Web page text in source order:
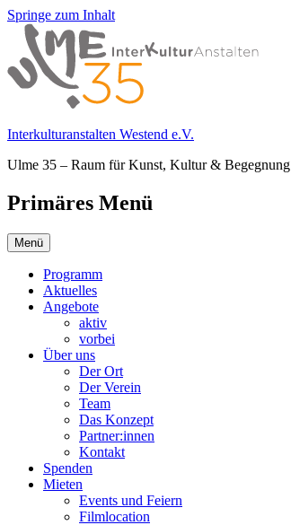
Springe zum Inhalt
Interkulturanstalten Westend e.V.
Ulme 35 – Raum für Kunst, Kultur & Begegnung
Primäres Menü
Menü
Programm
Aktuelles
Angebote
aktiv
vorbei
Über uns
Der Ort
Der Verein
Team
Das Konzept
Partner:innen
Kontakt
Spenden
Mieten
Events und Feiern
Filmlocation